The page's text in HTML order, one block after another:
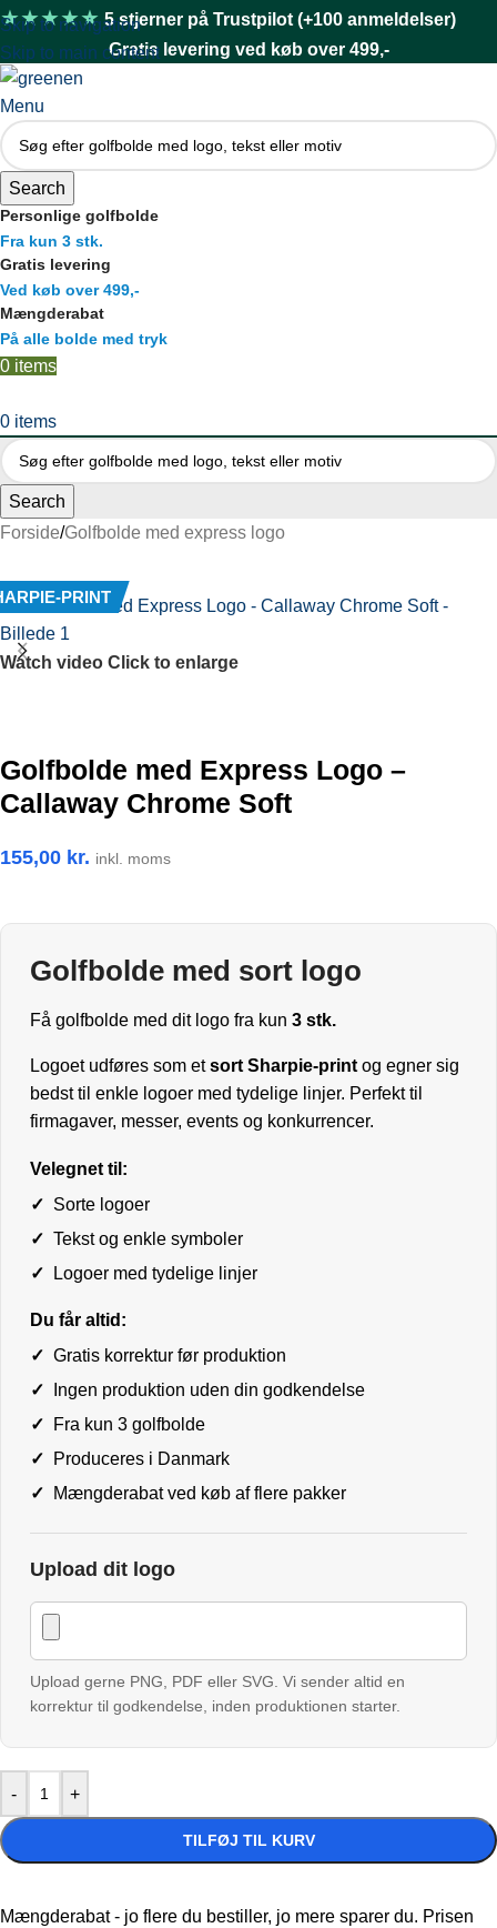
Skip to navigation
Skip to main content
★★★★★ 5 stjerner på Trustpilot (+100 anmeldelser)
Gratis levering ved køb over 499,-
Menu
Search
Personlige golfbolde
Fra kun 3 stk.
Gratis levering
Ved køb over 499,-
Mængderabat
På alle bolde med tryk
0 items
0 items
Search
Forside/Golfbolde med express logo
PRINT
Watch video Click to enlarge
Golfbolde med Express Logo –
Callaway Chrome Soft
155,00 kr. inkl. moms
Golfbolde med sort logo
Få golfbolde med dit logo fra kun 3 stk.
Logoet udføres som etsort Sharpie-print og egner sig
bedst til enkle logoer med tydelige linjer. Perfekt til
firmagaver, messer, events og konkurrencer.
Velegnet til:
✓ Sorte logoer
✓ Tekst og enkle symboler
✓
Logoer med tydelige linjer
Du får altid:
✓ Gratis korrektur før produktion
✓
Ingen produktion uden din godkendelse
✓
Fra kun 3 golfbolde
✓
Produceres i Danmark
✓
Mængderabat ved køb af flere pakker
Upload dit logo
Upload gerne PNG, PDF eller SVG. Vi sender altid en
korrektur til godkendelse, inden produktionen starter.
- +
TILFØJ TIL KURV
Mængderabat - jo flere du bestiller, jo mere sparer du. Prisen